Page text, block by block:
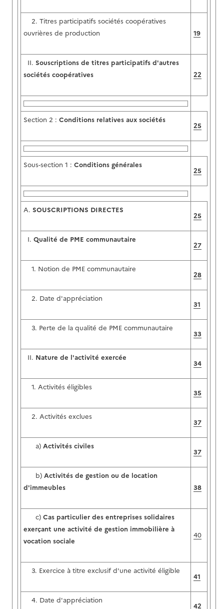
2. Titres participatifs sociétés coopératives
ouvrières de production
19
II. Souscriptions de titres participatifs d'autres
sociétés coopératives
22
Section 2 : Conditions relatives aux sociétés
25
Sous-section 1 : Conditions générales
25
A. SOUSCRIPTIONS DIRECTES
25
I. Qualité de PME communautaire
27
1. Notion de PME communautaire
28
2. Date d'appréciation
31
3. Perte de la qualité de PME communautaire
33
II. Nature de l'activité exercée
34
1. Activités éligibles
35
2. Activités exclues
37
a) Activités civiles
37
b) Activités de gestion ou de location
d'immeubles
38
c) Cas particulier des entreprises solidaires
exerçant une activité de gestion immobilière à
vocation sociale
40
3. Exercice à titre exclusif d'une activité éligible
41
4. Date d'appréciation
42